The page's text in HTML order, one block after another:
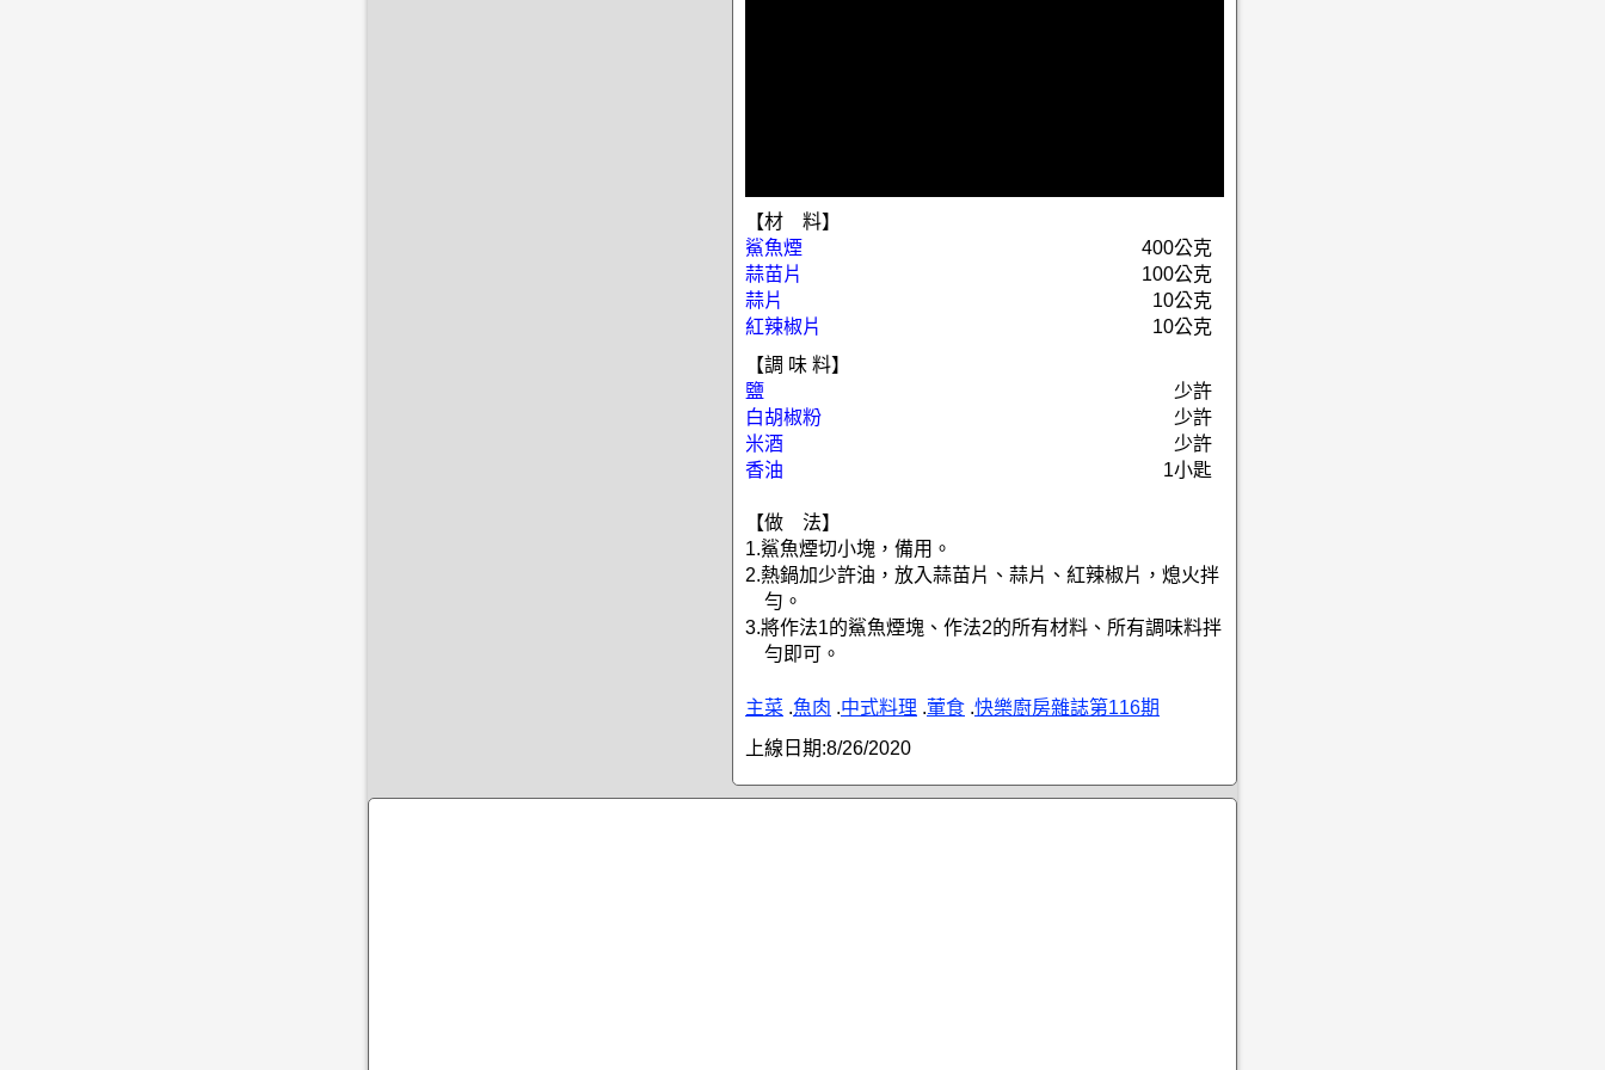
【材 料】
鯊魚煙
400公克
蒜苗片
100公克
蒜片
10公克
紅辣椒片
10公克
【調 味 料】
鹽
少許
白胡椒粉
少許
米酒
少許
香油
1小匙
【做 法】
1.鯊魚煙切小塊，備用。
2.熱鍋加少許油，放入蒜苗片、蒜片、紅辣椒片，熄火拌
勻。
3.將作法1的鯊魚煙塊、作法2的所有材料、所有調味料拌
勻即可。
主菜 .魚肉 .中式料理 .葷食 .快樂廚房雜誌第116期
上線日期:8/26/2020